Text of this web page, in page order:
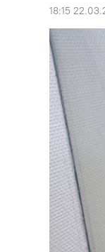
18:15